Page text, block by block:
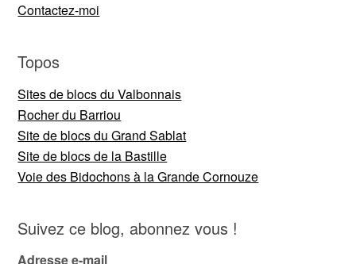
Contactez-moi
Topos
Sites de blocs du Valbonnais
Rocher du Barriou
Site de blocs du Grand Sablat
Site de blocs de la Bastille
Voie des Bidochons à la Grande Cornouze
Suivez ce blog, abonnez vous !
Adresse e-mail